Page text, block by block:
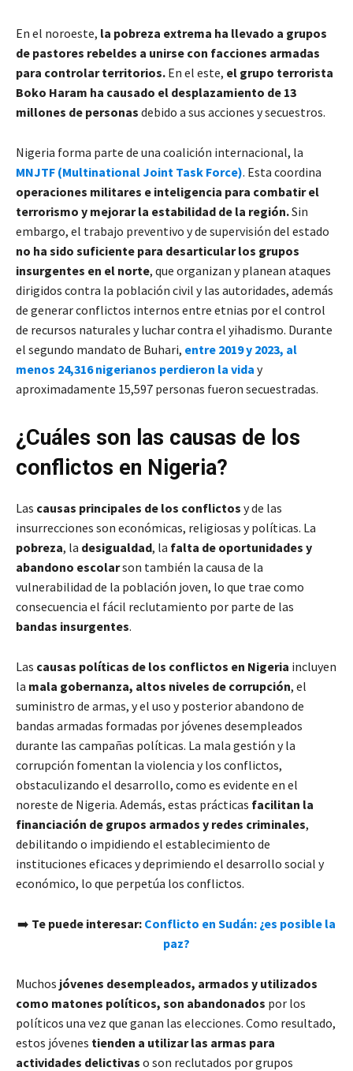
En el noroeste, la pobreza extrema ha llevado a grupos
de pastores rebeldes a unirse con facciones armadas
para controlar territorios. En el este, el grupo terrorista
Boko Haram ha causado el desplazamiento de 13
millones de personas debido a sus acciones y secuestros.
Nigeria forma parte de una coalición internacional, la
MNJTF (Multinational Joint Task Force). Esta coordina
operaciones militares e inteligencia para combatir el
terrorismo y mejorar la estabilidad de la región.Sin
embargo, el trabajo preventivo y de supervisión del estado
no ha sido suficiente para desarticular los grupos
insurgentes en el norte, que organizan y planean ataques
dirigidos contra la población civil y las autoridades, además
de generar conflictos internos entre etnias por el control
de recursos naturales y luchar contra el yihadismo. Durante
el segundo mandato de Buhari, entre 2019 y 2023, al
menos 24,316 nigerianos perdieron la vida y
aproximadamente 15,597 personas fueron secuestradas.
¿Cuáles son las causas de los
conflictos en Nigeria?
Las causas principales de los conflictos y de las
insurrecciones son económicas, religiosas y políticas. La
pobreza, la desigualdad, la falta de oportunidades y
abandono escolarson también la causa de la
vulnerabilidad de la población joven, lo que trae como
consecuencia el fácil reclutamiento por parte de las
bandas insurgentes.
Las causas políticas de los conflictos en Nigeria incluyen
la mala gobernanza, altos niveles de corrupción, el
suministro de armas, y el uso y posterior abandono de
bandas armadas formadas por jóvenes desempleados
durante las campañas políticas. La mala gestión y la
corrupción fomentan la violencia y los conflictos,
obstaculizando el desarrollo, como es evidente en el
noreste de Nigeria. Además, estas prácticas facilitan la
financiación de grupos armados y redes criminales,
debilitando o impidiendo el establecimiento de
instituciones eficaces y deprimiendo el desarrollo social y
económico, lo que perpetúa los conflictos.
➡️ Te puede interesar: Conflicto en Sudán: ¿es posible la
paz?
Muchos jóvenes desempleados, armados y utilizados
como matones políticos, son abandonados por los
políticos una vez que ganan las elecciones. Como resultado,
estos jóvenes tienden a utilizar las armas para
actividades delictivas o son reclutados por grupos